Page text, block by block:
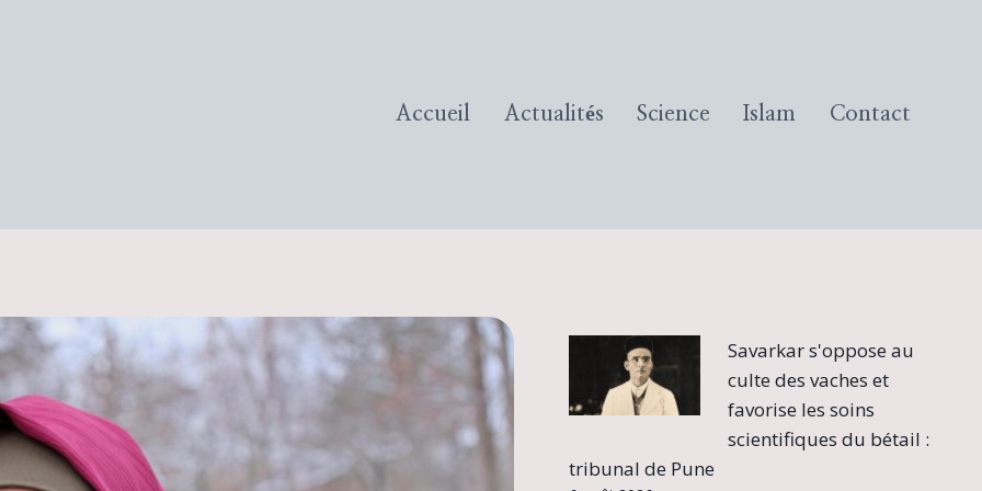
Accueil Actualités Science Islam Contact
Savarkar s'oppose au
culte des vaches et
favorise les soins
scientifiques du bétail :
tribunal de Pune